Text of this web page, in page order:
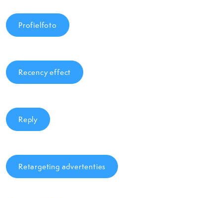
Profielfoto
Recency effect
Reply
Retargeting advertenties